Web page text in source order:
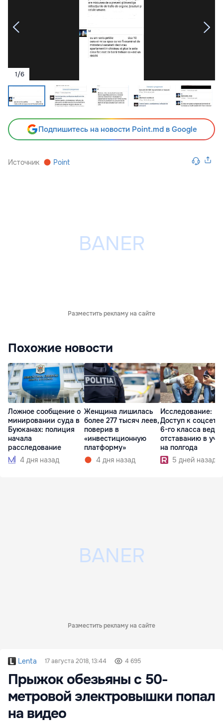
1/6
Подпишитесь на новости Point.md в Google
Источник Point
Разместить рекламу на сайте
Похожие новости
Ложное сообщение о
минировании суда в
Буюканах: полиция
начала
расследование
4 дня назад
Женщина лишилась
более 277 тысяч леев,
поверив в
«инвестиционную
платформу»
4 дня назад
Исследование:
Доступ к
6-го класса
отставанию в
на полгода
5 дней назад
Разместить рекламу на сайте
Lenta 17 августа 2018, 13:44 4 695
Прыжок обезьяны с 50-
метровой электровышки попал
на видео